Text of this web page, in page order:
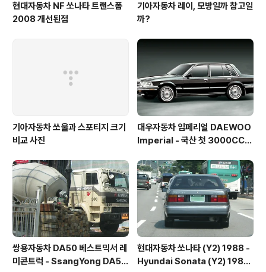
현대자동차 NF 쏘나타 트랜스폼
2008 개선된점
기아자동차 레이, 모방일까 참고일
까?
기아자동차 쏘울과 스포티지 크기
비교 사진
대우자동차 임페리얼 DAEWOO
Imperial - 국산 첫 3000CC
쌍용자동차 DA50 베스트믹서 레
미콘트럭 - SsangYong DA50
현대자동차 쏘나타 (Y2) 1988 -
Hyundai Sonata (Y2) 1988